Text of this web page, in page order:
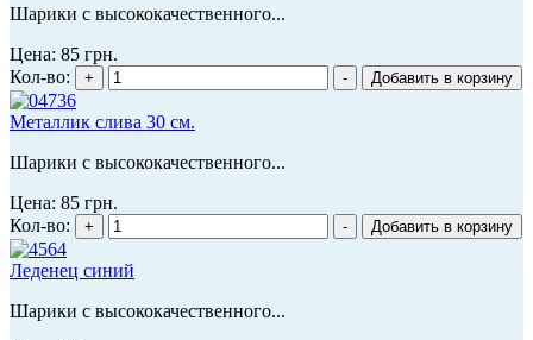
Шарики с высококачественного...
Цена: 85 грн.
Кол-во:
Металлик слива 30 см.
Шарики с высококачественного...
Цена: 85 грн.
Кол-во:
Леденец синий
Шарики с высококачественного...